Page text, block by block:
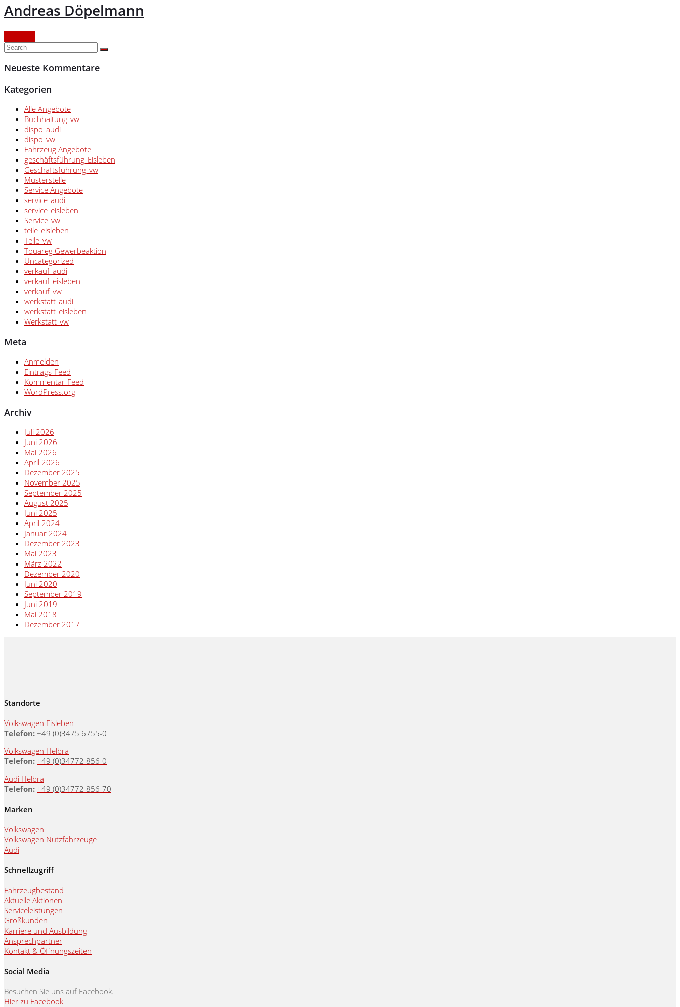
Andreas Döpelmann
Neueste Kommentare
Kategorien
Alle Angebote
Buchhaltung_vw
dispo_audi
dispo_vw
Fahrzeug Angebote
geschäftsführung_Eisleben
Geschäftsführung_vw
Musterstelle
Service Angebote
service_audi
service_eisleben
Service_vw
teile_eisleben
Teile_vw
Touareg Gewerbeaktion
Uncategorized
verkauf_audi
verkauf_eisleben
verkauf_vw
werkstatt_audi
werkstatt_eisleben
Werkstatt_vw
Meta
Anmelden
Eintrags-Feed
Kommentar-Feed
WordPress.org
Archiv
Juli 2026
Juni 2026
Mai 2026
April 2026
Dezember 2025
November 2025
September 2025
August 2025
Juni 2025
April 2024
Januar 2024
Dezember 2023
Mai 2023
März 2022
Dezember 2020
Juni 2020
September 2019
Juni 2019
Mai 2018
Dezember 2017
Standorte
Volkswagen Eisleben
Telefon: +49 (0)3475 6755-0
Volkswagen Helbra
Telefon: +49 (0)34772 856-0
Audi Helbra
Telefon: +49 (0)34772 856-70
Marken
Volkswagen
Volkswagen Nutzfahrzeuge
Audi
Schnellzugriff
Fahrzeugbestand
Aktuelle Aktionen
Serviceleistungen
Großkunden
Karriere und Ausbildung
Ansprechpartner
Kontakt & Öffnungszeiten
Social Media
Besuchen Sie uns auf Facebook.
Hier zu Facebook